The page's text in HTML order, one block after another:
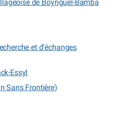
de Boynguel-Bamba
et d’échanges
Essyl
Sans Frontière)